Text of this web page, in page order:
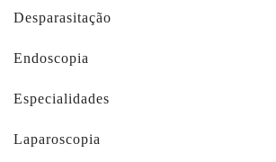
Desparasitação
Endoscopia
Especialidades
Laparoscopia